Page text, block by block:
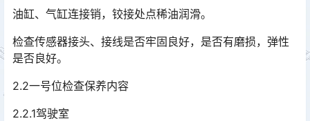
油缸、气缸连接销，铰接处点稀油润滑。
检查传感器接头、接线是否牢固良好，是否有磨损，弹性
是否良好。
2.2一号位检查保养内容
2.2.1驾驶室